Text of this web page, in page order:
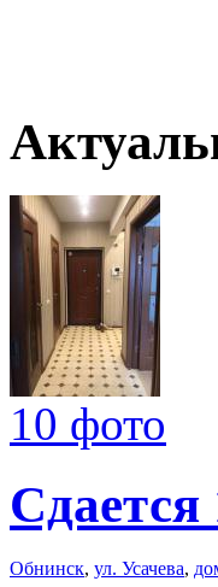
10 фото
Обнинск, ул. Усачева,